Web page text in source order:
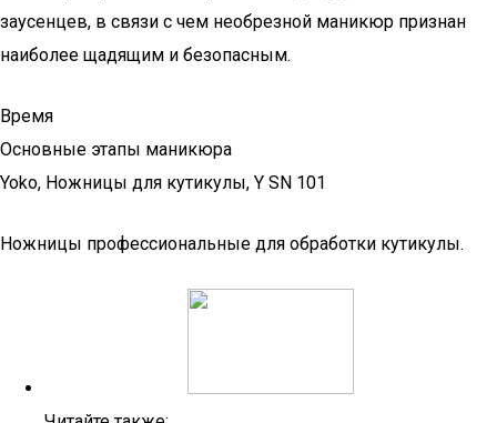
заусенцев, в связи с чем необрезной маникюр признан
наиболее щадящим и безопасным.
Время
Основные этапы маникюра
Yoko, Ножницы для кутикулы, Y SN 101
Ножницы профессиональные для обработки кутикулы.